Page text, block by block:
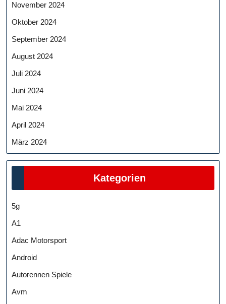
November 2024
Oktober 2024
September 2024
August 2024
Juli 2024
Juni 2024
Mai 2024
April 2024
März 2024
Kategorien
5g
A1
Adac Motorsport
Android
Autorennen Spiele
Avm